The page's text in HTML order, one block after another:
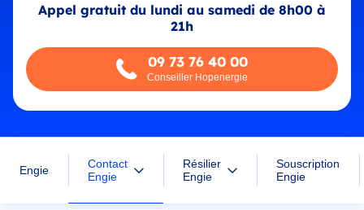
Appel gratuit du lundi au samedi de 8h00 à
21h
09 73 76 40 00
Conseiller Hopenergie
Engie
Contact
Engie
Résilier
Engie
Souscription
Engie